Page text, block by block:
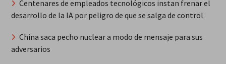
Centenares de empleados tecnológicos instan frenar el
desarrollo de la IA por peligro de que se salga de control
China saca pecho nuclear a modo de mensaje para sus
adversarios